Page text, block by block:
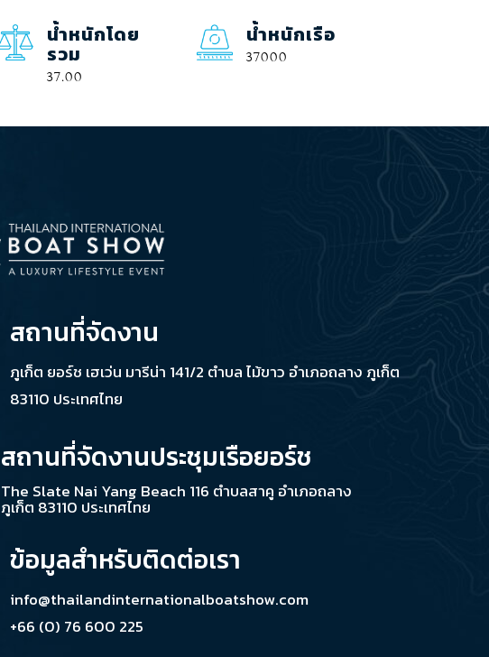
น้ำหนักโดย
รวม
37.00
น้ำหนักเรือ
37000
สถานที่จัดงาน
ภูเก็ต ยอร์ช เฮเว่น มารีน่า 141/2 ตำบล ไม้ขาว อำเภอถลาง ภูเก็ต
83110 ประเทศไทย
สถานที่จัดงานประชุมเรือยอร์ช
The Slate Nai Yang Beach 116 ตำบลสาคู อำเภอถลาง
ภูเก็ต 83110 ประเทศไทย
ข้อมูลสำหรับติดต่อเรา
info@thailandinternationalboatshow.com
+66 (0) 76 600 225